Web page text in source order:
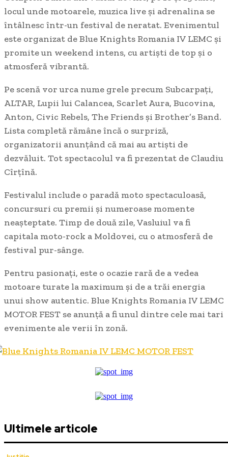
locul unde motoarele, muzica live și adrenalina se
întâlnesc într-un festival de neratat. Evenimentul
este organizat de Blue Knights Romania IV LEMC și
promite un weekend intens, cu artiști de top și o
atmosferă vibrantă.
Pe scenă vor urca nume grele precum Subcarpați,
ALTAR, Lupii lui Calancea, Scarlet Aura, Bucovina,
Anton, Civic Rebels, The Friends și Brother’s Band.
Lista completă rămâne încă o surpriză,
organizatorii anunțând că mai au artiști de
dezvăluit. Tot spectacolul va fi prezentat de Claudiu
Cîrțînă.
Festivalul include o paradă moto spectaculoasă,
concursuri cu premii și numeroase momente
neașteptate. Timp de două zile, Vasluiul va fi
capitala moto-rock a Moldovei, cu o atmosferă de
festival pur-sânge.
Pentru pasionați, este o ocazie rară de a vedea
motoare turate la maximum și de a trăi energia
unui show autentic. Blue Knights Romania IV LEMC
MOTOR FEST se anunță a fi unul dintre cele mai tari
evenimente ale verii în zonă.
Ultimele articole